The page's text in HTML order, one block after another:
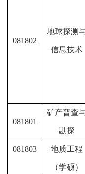
081802
地球探测
信息技术
081801
矿产普查
勘探
081803 地质工程
（学硕）